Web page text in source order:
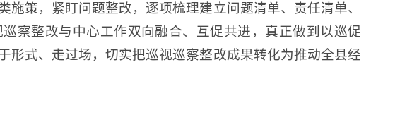
策，紧盯问题整改，逐项梳理建立问题清单、责任清单、
察整改与中心工作双向融合、互促共进，真正做到以巡促
形式、走过场，切实把巡视巡察整改成果转化为推动全县经